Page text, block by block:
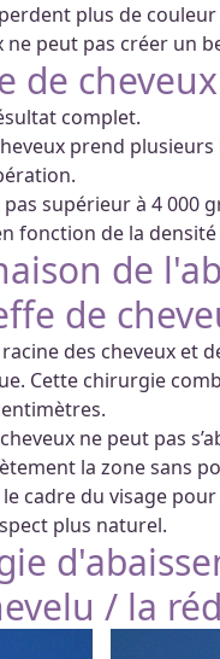
plus de
ne peut pas créer un
de
complet.
prend
supérieur à 4
fonction de la
de
de
des cheveux et
Cette chirurgie
ne peut pas
la zone sans
cadre du visage
plus naturel.
/ la